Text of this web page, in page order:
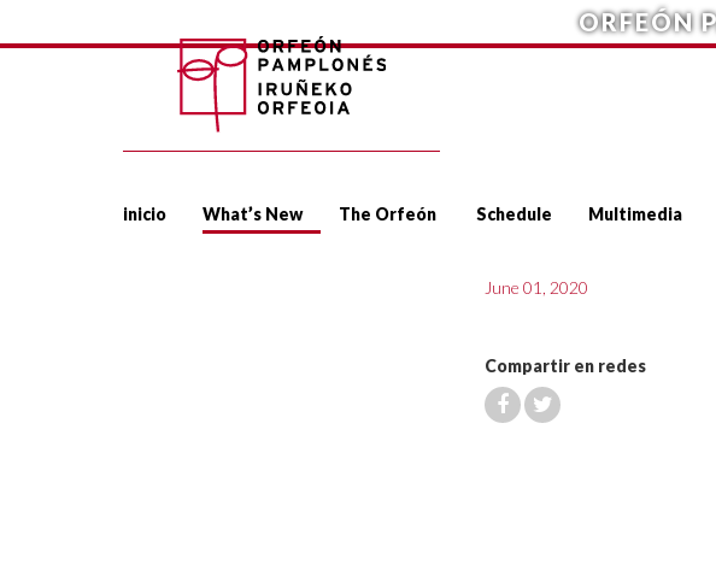
ORFEÓN
inicio What’s New The Orfeón Schedule Multimedia
June 01, 2020
Compartir en redes